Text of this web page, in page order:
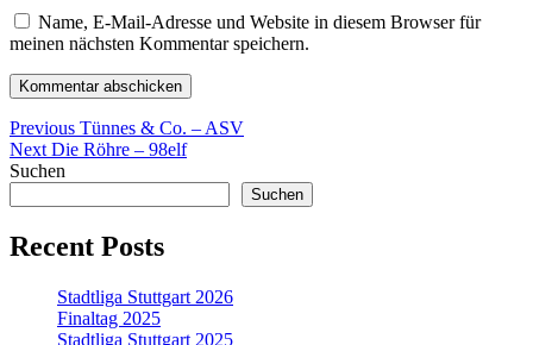
Name, E-Mail-Adresse und Website in diesem Browser für
meinen nächsten Kommentar speichern.
Beitragsnavigation
Previous Previous
post:
Tünnes & Co. – ASV
Next Next
post:
Die Röhre – 98elf
Suchen
Suchen
Recent Posts
Stadtliga Stuttgart 2026
Finaltag 2025
Stadtliga Stuttgart 2025